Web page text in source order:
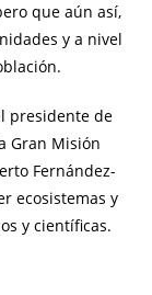
que aún así,
y a nivel
presidente de
Gran Misión
Fernández-
ecosistemas y
y científicas.